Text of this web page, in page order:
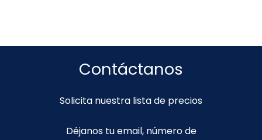
Contáctanos
Solicita nuestra lista de precios
Déjanos tu email, número de